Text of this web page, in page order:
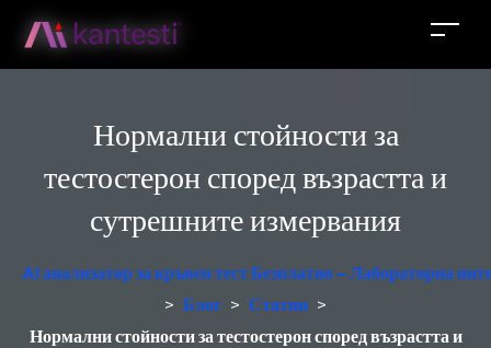
Нормални стойности за
тестостерон според възрастта и
сутрешните измервания
AI анализатор за кръвен тест Безплатно – Лабораторна
> Блог > Статии >
Нормални стойности за тестостерон според възрастта и